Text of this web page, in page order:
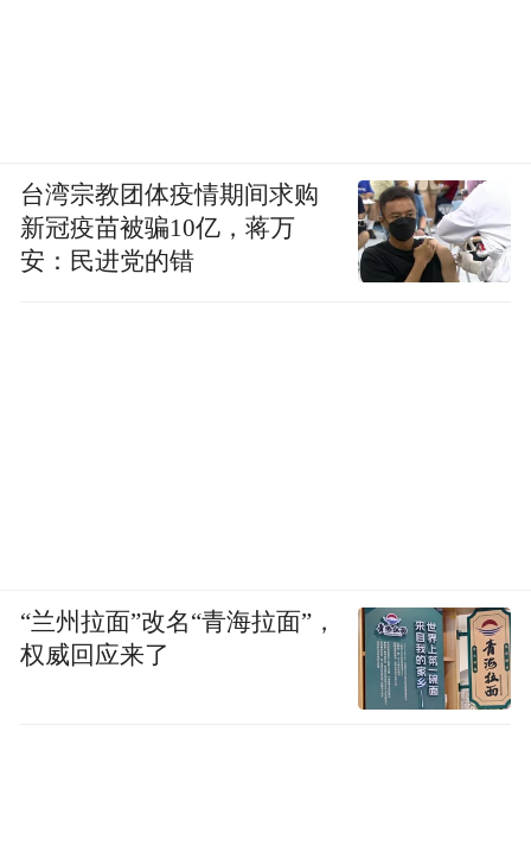
台湾宗教团体疫情期间求购
新冠疫苗被骗10亿，蒋万
安：民进党的错
“兰州拉面”改名“青海拉面”，
权威回应来了